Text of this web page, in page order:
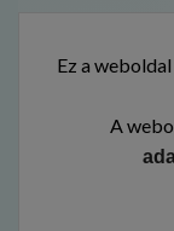
Ez a
A
Termékek